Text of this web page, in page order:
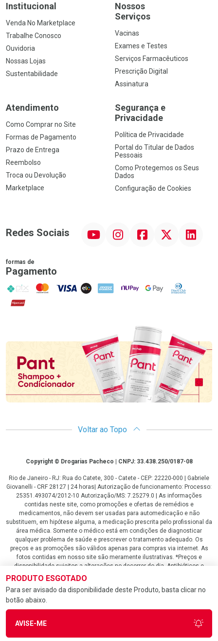
PRODUTO ESGOTADO
Para ser avisado da disponibilidade deste Produto, basta clicar no
botão abaixo.
AVISE-ME
Institucional
Venda No Marketplace
Trabalhe Conosco
Ouvidoria
Nossas Lojas
Sustentabilidade
Nossos
Serviços
Vacinas
Exames e Testes
Serviços Farmacêuticos
Prescrição Digital
Assinatura
Atendimento
Como Comprar no Site
Formas de Pagamento
Prazo de Entrega
Reembolso
Troca ou Devolução
Marketplace
Segurança e
Privacidade
Política de Privacidade
Portal do Titular de Dados
Pessoais
Como Protegemos os Seus
Dados
Configuração de Cookies
Redes Sociais InstagramFacebook Linkedin
formas de
Pagamento
PIX MasterCard
VISA ELO AMEX NuPay Google PayDiners Club
Hipercard
Promoção em Destaque
Voltar ao Topo
CopyrightCopyright © Drogarias Pacheco | CNPJ: 33.438.250/0187-08
Rio de Janeiro - RJ: Rua do Catete, 300 - Catete - CEP: 22220-000 | Gabriele
Giovanelli - CRF 28127 | 24 horas| Autorização de funcionamento: Processo:
25351.493074/2012-10 Autorização/MS: 7.25279.0 | As informações
contidas neste site, como promoções e ofertas de remédios e
medicamentos, não devem ser usadas para automedicação e não
substituem, em hipótese alguma, a medicação prescrita pelo profissional da
área médica. Somente o médico está em condições de diagnosticar
qualquer problema de saúde e prescrever o tratamento adequado. Os
preços e as promoções são válidos apenas para compras via internet. As
fotos contidas em nosso site são meramente ilustrativas. *Preços e
disponibilidade sujeitos a alterações no decorrer do dia. Antibióticos e
antimicrobianos vendas apenas em lojas físicas ou televendas. Portaria nº
344 - 01/02/1999 - Ministério da Saúde. Horário de funcionamento Central
de Vendas e Atendimento ao Cliente 4020 4404 ou 0800 282 10 10 de
LGPD Aceite os Cookies